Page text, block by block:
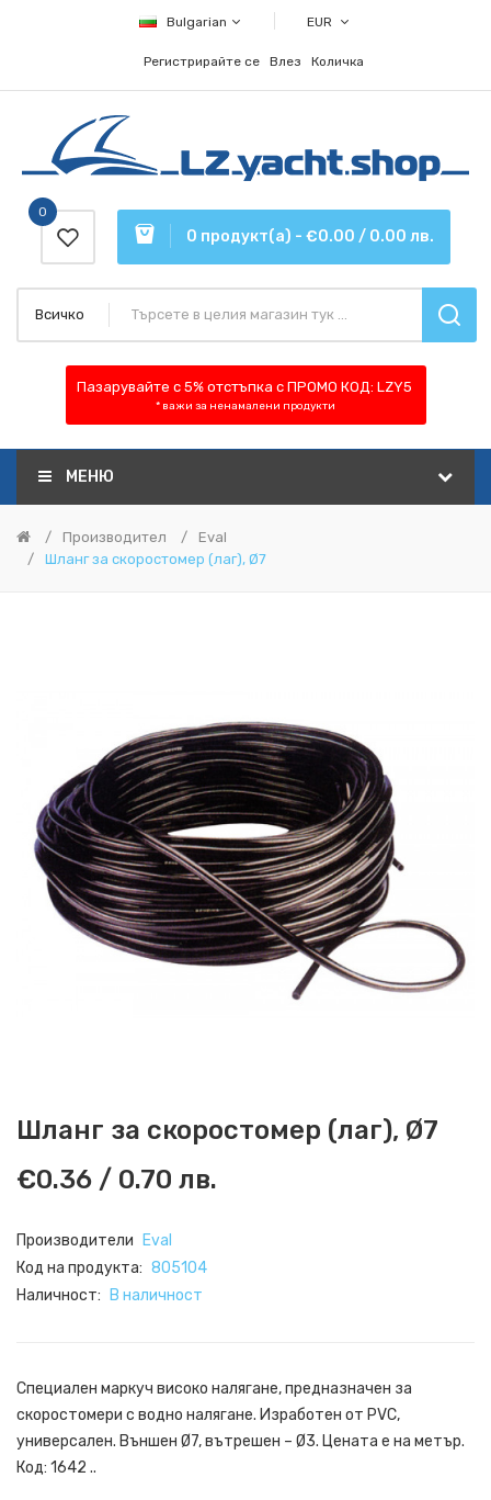
Bulgarian EUR
Регистрирайте се Влез Количка
0 продукт(а) - €0.00 / 0.00 лв.
0
Всичко
Пазарувайте с 5% отстъпка с ПРОМО КОД: LZY5
* важи за ненамалени продукти
МЕНЮ
Производител
Eval
Шланг за скоростомер (лаг), Ø7
Шланг за скоростомер (лаг), Ø7
€0.36 / 0.70 лв.
Производители
Eval
Код на продукта: 805104
Наличност:
В наличност
Специален маркуч високо налягане, предназначен за
скоростомери с водно налягане. Изработен от PVC,
универсален. Външен Ø7, вътрешен – Ø3. Цената е на метър.
Код: 1642 ..